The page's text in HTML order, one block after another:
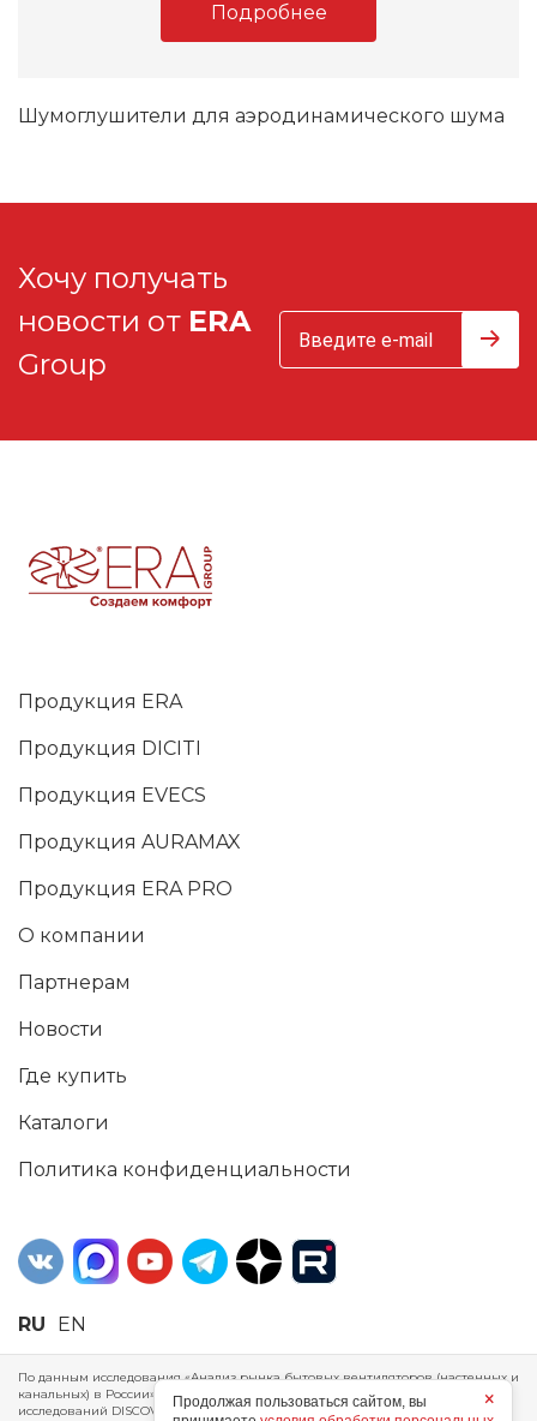
Подробнее
Шумоглушители для аэродинамического шума
Хочу получать
новости от ERA
Group
Продукция ERA
Продукция DICITI
Продукция EVECS
Продукция AURAMAX
Продукция ERA PRO
О компании
Партнерам
Новости
Где купить
Каталоги
Политика конфиденциальности
RU EN
По данным исследования «Анализ рынка бытовых вентиляторов (настенных и
канальных) в России», проведенного Агентством маркетинговых
исследований DISCOVERY RESEARCH Group, 2025 г. ERA Group (ООО «ЭРА»)
×
Продолжая пользоваться сайтом, вы